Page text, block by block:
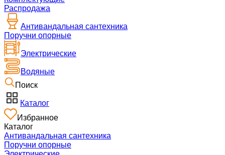
Распродажа
Антивандальная сантехника
Поручни опорные
Электрические
Водяные
Поиск
Каталог
Избранное
Каталог
Антивандальная сантехника
Поручни опорные